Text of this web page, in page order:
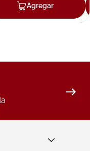
Agregar
Agregar